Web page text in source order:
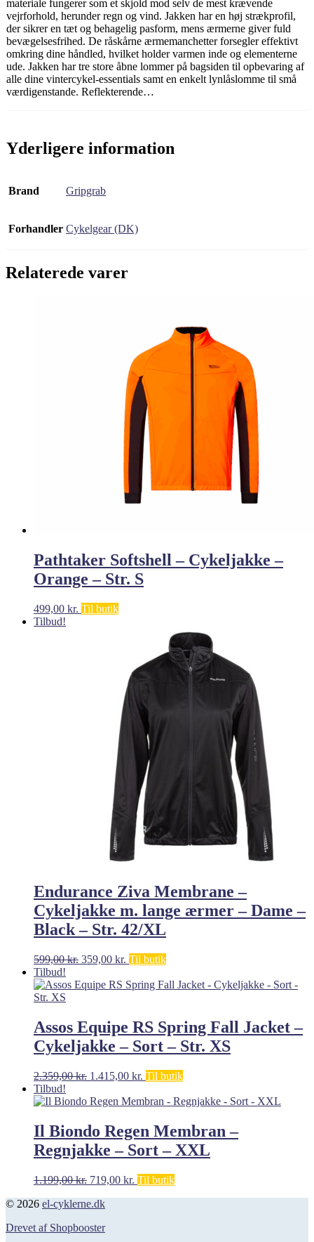
materiale fungerer som et skjold mod selv de mest krævende
vejrforhold, herunder regn og vind. Jakken har en høj strækprofil,
der sikrer en tæt og behagelig pasform, mens ærmerne giver fuld
bevægelsesfrihed. De råskårne ærmemanchetter forsegler effektivt
omkring dine håndled, hvilket holder varmen inde og elementerne
ude. Jakken har tre store åbne lommer på bagsiden til opbevaring af
alle dine vintercykel-essentials samt en enkelt lynlåslomme til små
værdigenstande. Reflekterende…
Yderligere information
Brand Gripgrab
Forhandler Cykelgear (DK)
Relaterede varer
Pathtaker Softshell – Cykeljakke –
Orange – Str. S
499,00 kr. Til butik
Tilbud!
Endurance Ziva Membrane –
Cykeljakke m. lange ærmer – Dame –
Black – Str. 42/XL
599,00kr. Den
pris
359,00 kr. Den
pris
Til butik
Tilbud!
Assos Equipe RS Spring Fall Jacket –
Cykeljakke – Sort – Str. XS
2.359,00kr. Den
pris
2.359,00 kr..
1.415,00 kr. Den
pris
1.415,00 kr..
Til butik
Tilbud!
Il Biondo Regen Membran –
Regnjakke – Sort – XXL
1.199,00kr. Den
pris
1.199,00 kr..
719,00 kr. Den
Til butik
© 2026 el-cyklerne.dk
Drevet af Shopbooster